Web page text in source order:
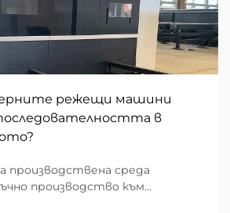
режещи машини
в
производствена среда
производство към